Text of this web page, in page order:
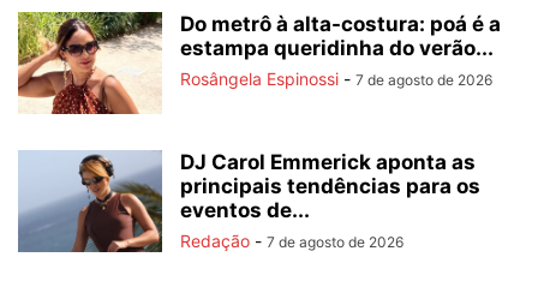
Do metrô à alta-costura: poá é a
estampa queridinha do verão...
Rosângela Espinossi - 7 de agosto de 2026
DJ Carol Emmerick aponta as
principais tendências para os
eventos de...
Redação - 7 de agosto de 2026